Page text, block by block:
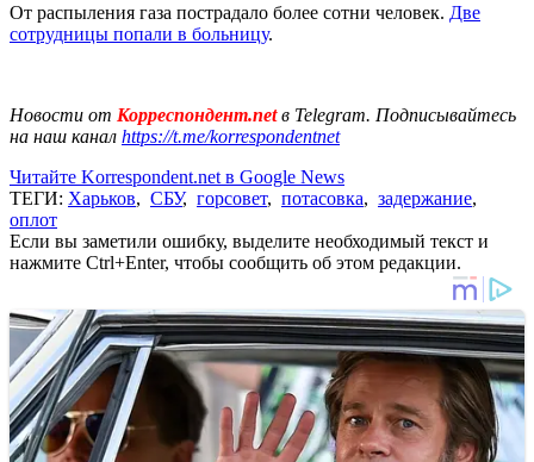
От распыления газа пострадало более сотни человек. Две
сотрудницы попали в больницу.
Новости от Корреспондент.netв Telegram. Подписывайтесь
на наш канал https://t.me/korrespondentnet
Читайте Korrespondent.net в Google News
ТЕГИ: Харьков, СБУ, горсовет, потасовка, задержание,
оплот
Если вы заметили ошибку, выделите необходимый текст и
нажмите Ctrl+Enter, чтобы сообщить об этом редакции.